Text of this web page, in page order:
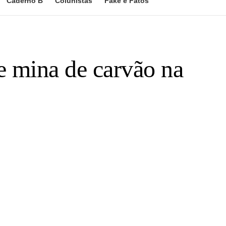
mina de carvão na